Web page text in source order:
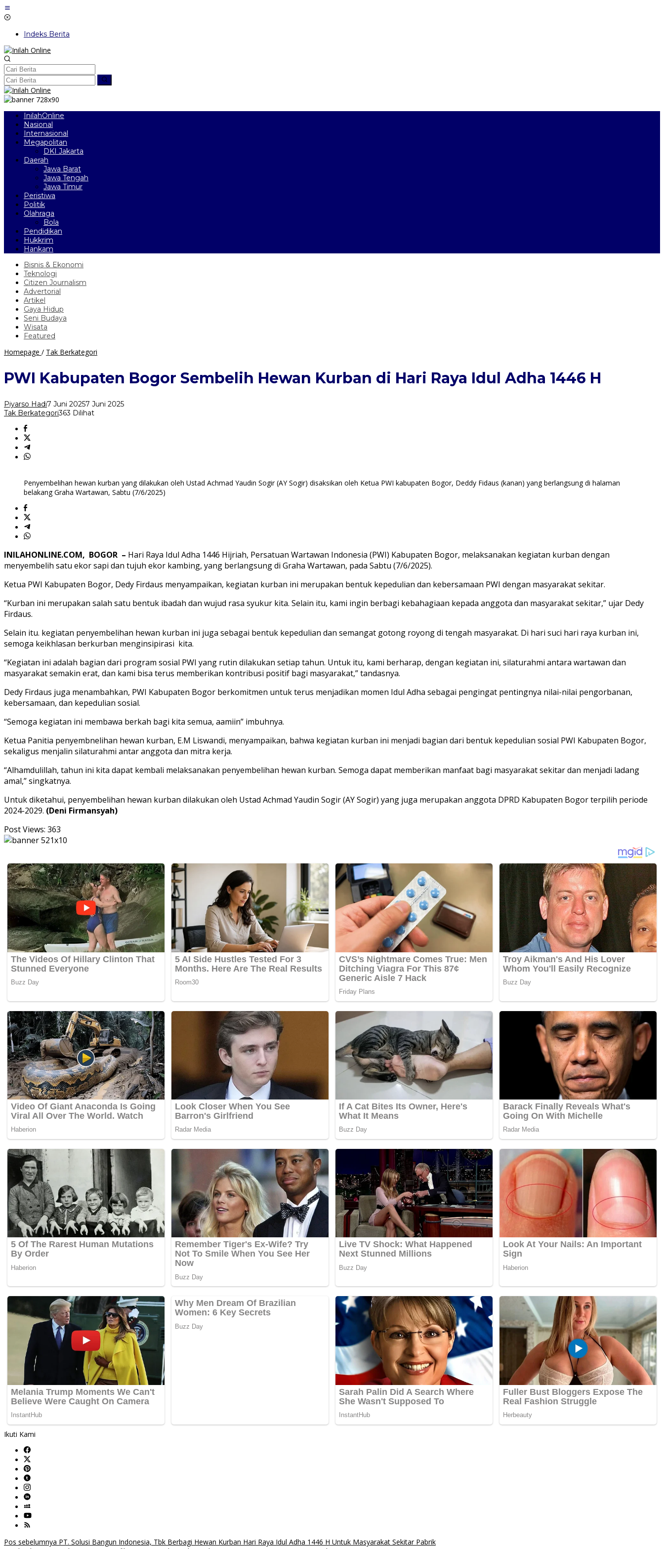
Lewati
ke
Indeks Berita
InilahOnline
Nasional
Internasional
Megapolitan
DKI Jakarta
Daerah
Jawa Barat
Jawa Tengah
Jawa Timur
Peristiwa
Politik
Olahraga
Bola
Pendidikan
Hukkrim
Hankam
Bisnis & Ekonomi
Teknologi
Citizen Journalism
Advertorial
Artikel
Gaya Hidup
Seni Budaya
Wisata
Featured
Homepage / Tak Berkategori
Sembelih
di
PWI Kabupaten Bogor Sembelih Hewan Kurban di Hari Raya Idul Adha 1446 H
Piyarso Hadi7 Juni 20257 Juni 2025
Tak Berkategori363 Dilihat
Penyembelihan hewan kurban yang dilakukan oleh Ustad Achmad Yaudin Sogir (AY Sogir) disaksikan oleh Ketua PWI kabupaten Bogor, Deddy Fidaus (kanan) yang berlangsung di halaman
belakang Graha Wartawan, Sabtu (7/6/2025)
INILAHONLINE.COM, BOGOR – Hari Raya Idul Adha 1446 Hijriah, Persatuan Wartawan Indonesia (PWI) Kabupaten Bogor, melaksanakan kegiatan kurban dengan
menyembelih satu ekor sapi dan tujuh ekor kambing, yang berlangsung di Graha Wartawan, pada Sabtu (7/6/2025).
Ketua PWI Kabupaten Bogor, Dedy Firdaus menyampaikan, kegiatan kurban ini merupakan bentuk kepedulian dan kebersamaan PWI dengan masyarakat sekitar.
“Kurban ini merupakan salah satu bentuk ibadah dan wujud rasa syukur kita. Selain itu, kami ingin berbagi kebahagiaan kepada anggota dan masyarakat sekitar,” ujar Dedy
Firdaus.
Selain itu. kegiatan penyembelihan hewan kurban ini juga sebagai bentuk kepedulian dan semangat gotong royong di tengah masyarakat. Di hari suci hari raya kurban ini,
semoga keikhlasan berkurban menginsipirasi kita.
“Kegiatan ini adalah bagian dari program sosial PWI yang rutin dilakukan setiap tahun. Untuk itu, kami berharap, dengan kegiatan ini, silaturahmi antara wartawan dan
masyarakat semakin erat, dan kami bisa terus memberikan kontribusi positif bagi masyarakat,” tandasnya.
Dedy Firdaus juga menambahkan, PWI Kabupaten Bogor berkomitmen untuk terus menjadikan momen Idul Adha sebagai pengingat pentingnya nilai-nilai pengorbanan,
kebersamaan, dan kepedulian sosial.
“Semoga kegiatan ini membawa berkah bagi kita semua, aamiin” imbuhnya.
Ketua Panitia penyembnelihan hewan kurban, E.M Liswandi, menyampaikan, bahwa kegiatan kurban ini menjadi bagian dari bentuk kepedulian sosial PWI Kabupaten Bogor,
sekaligus menjalin silaturahmi antar anggota dan mitra kerja.
“Alhamdulillah, tahun ini kita dapat kembali melaksanakan penyembelihan hewan kurban. Semoga dapat memberikan manfaat bagi masyarakat sekitar dan menjadi ladang
amal,” singkatnya.
Untuk diketahui, penyembelihan hewan kurban dilakukan oleh Ustad Achmad Yaudin Sogir (AY Sogir) yang juga merupakan anggota DPRD Kabupaten Bogor terpilih periode
2024-2029. (Deni Firmansyah)
Post Views: 363
Ikuti Kami
Navigasi
Pos sebelumnya PT. Solusi Bangun Indonesia, Tbk Berbagi Hewan Kurban Hari Raya Idul Adha 1446 H Untuk Masyarakat Sekitar Pabrik